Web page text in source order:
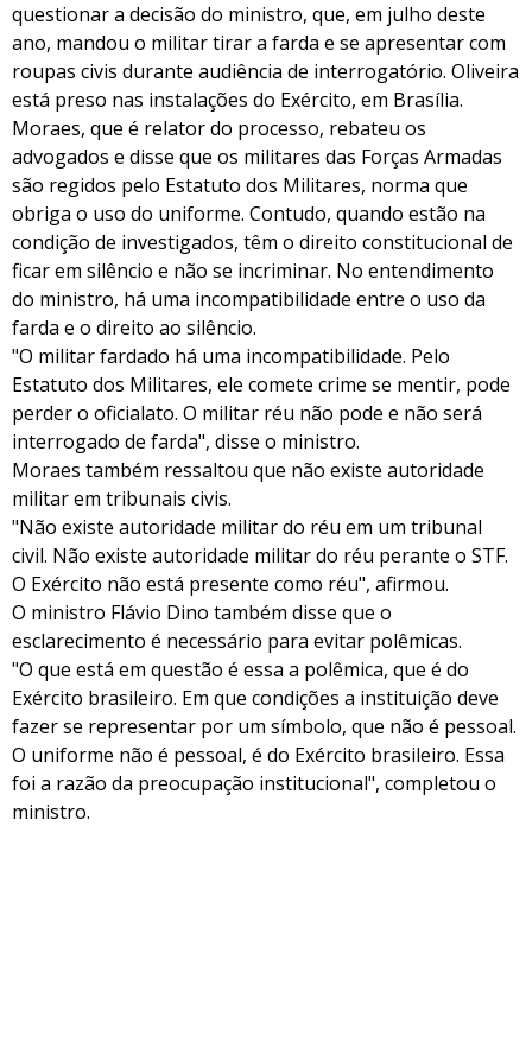
questionar a decisão do ministro, que, em julho deste
ano, mandou o militar tirar a farda e se apresentar com
roupas civis durante audiência de interrogatório. Oliveira
está preso nas instalações do Exército, em Brasília.
Moraes, que é relator do processo, rebateu os
advogados e disse que os militares das Forças Armadas
são regidos pelo Estatuto dos Militares, norma que
obriga o uso do uniforme. Contudo, quando estão na
condição de investigados, têm o direito constitucional de
ficar em silêncio e não se incriminar. No entendimento
do ministro, há uma incompatibilidade entre o uso da
farda e o direito ao silêncio.
"O militar fardado há uma incompatibilidade. Pelo
Estatuto dos Militares, ele comete crime se mentir, pode
perder o oficialato. O militar réu não pode e não será
interrogado de farda", disse o ministro.
Moraes também ressaltou que não existe autoridade
militar em tribunais civis.
"Não existe autoridade militar do réu em um tribunal
civil. Não existe autoridade militar do réu perante o STF.
O Exército não está presente como réu", afirmou.
O ministro Flávio Dino também disse que o
esclarecimento é necessário para evitar polêmicas.
"O que está em questão é essa a polêmica, que é do
Exército brasileiro. Em que condições a instituição deve
fazer se representar por um símbolo, que não é pessoal.
O uniforme não é pessoal, é do Exército brasileiro. Essa
foi a razão da preocupação institucional", completou o
ministro.